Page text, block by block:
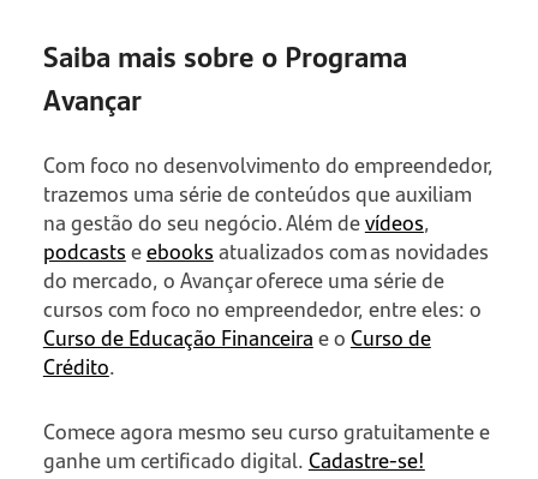
Saiba mais sobre o Programa
Avançar
Com foco no desenvolvimento do empreendedor,
trazemos uma série de conteúdos que auxiliam
na gestão do seu negócio. Além devídeos,
podcastseebooksatualizados com as novidades
do mercado, o Avançar oferece uma série de
cursos com foco no empreendedor, entre eles: o
Curso de Educação Financeirae oCurso de
Crédito.
Comece agora mesmo seu curso gratuitamente e
ganhe um certificado digital.Cadastre-se!